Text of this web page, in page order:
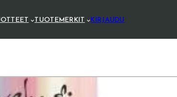
TUOTEMERKIT KIRJAUDU